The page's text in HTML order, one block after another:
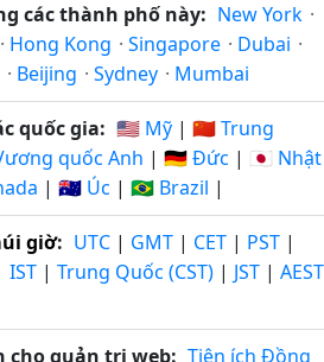
các thành phố này: New York ·
· Hong Kong · Singapore · Dubai ·
· Beijing · Sydney · Mumbai
quốc gia: 🇺🇸 Mỹ | 🇨🇳 Trung
quốc Anh | 🇩🇪 Đức | 🇯🇵 Nhật
| 🇦🇺 Úc | 🇧🇷 Brazil |
giờ: UTC | GMT | CET | PST |
IST | Trung Quốc (CST) | JST | AEST
cho quản trị web: Tiện ích Đồng